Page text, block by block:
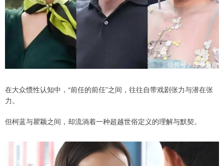
在大众惯性认知中，“前任的前任”之间，往往自带戏剧张力与潜在张
力。
但柯蓝与瞿颖之间，却流淌着一种超越世俗定义的理解与默契。